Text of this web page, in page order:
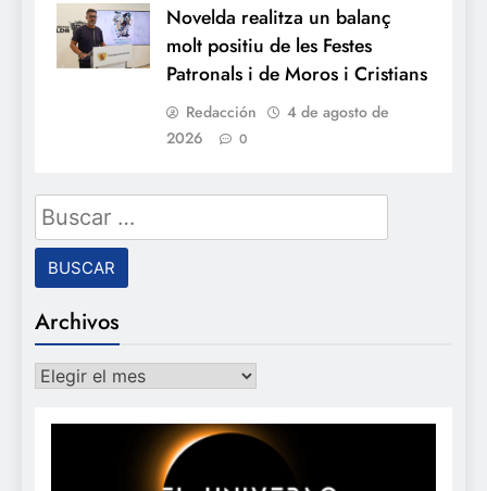
Novelda realitza un balanç
molt positiu de les Festes
Patronals i de Moros i Cristians
Redacción
4 de agosto de
2026
0
Buscar:
Archivos
Archivos